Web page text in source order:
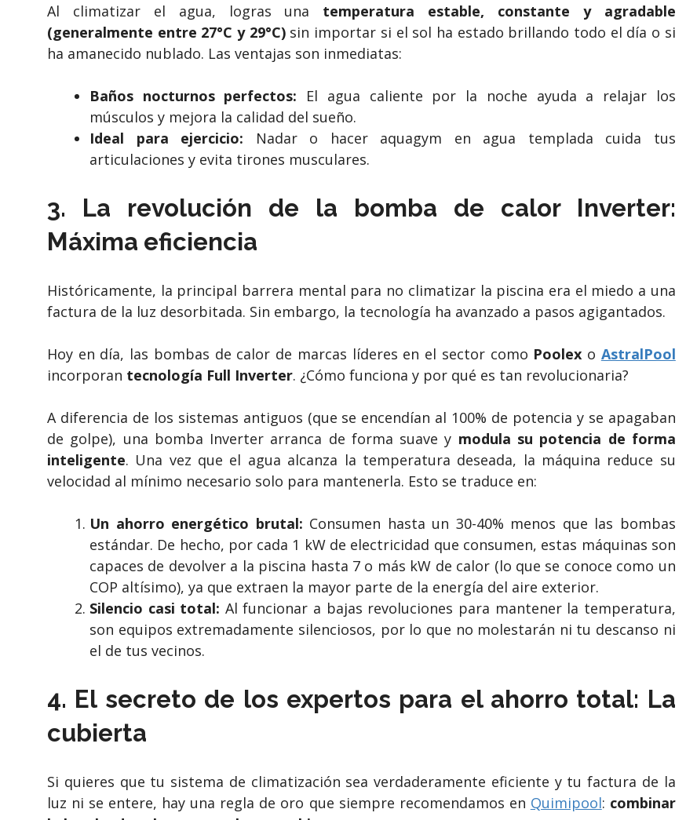
Al climatizar el agua, logras una temperatura estable, constante y agradable
(generalmente entre 27°C y 29°C)sin importar si el sol ha estado brillando todo el día o si
ha amanecido nublado. Las ventajas son inmediatas:
Baños nocturnos perfectos: El agua caliente por la noche ayuda a relajar los
músculos y mejora la calidad del sueño.
Ideal para ejercicio: Nadar o hacer aquagym en agua templada cuida tus
articulaciones y evita tirones musculares.
3. La revolución de la bomba de calor Inverter:
Máxima eficiencia
Históricamente, la principal barrera mental para no climatizar la piscina era el miedo a una
factura de la luz desorbitada. Sin embargo, la tecnología ha avanzado a pasos agigantados.
Hoy en día, las bombas de calor de marcas líderes en el sector como Poolex o AstralPool
incorporan tecnología Full Inverter. ¿Cómo funciona y por qué es tan revolucionaria?
A diferencia de los sistemas antiguos (que se encendían al 100% de potencia y se apagaban
de golpe), una bomba Inverter arranca de forma suave y modula su potencia de forma
inteligente. Una vez que el agua alcanza la temperatura deseada, la máquina reduce su
velocidad al mínimo necesario solo para mantenerla. Esto se traduce en:
Un ahorro energético brutal: Consumen hasta un 30-40% menos que las bombas
estándar. De hecho, por cada 1 kW de electricidad que consumen, estas máquinas son
capaces de devolver a la piscina hasta 7 o más kW de calor (lo que se conoce como un
COP altísimo), ya que extraen la mayor parte de la energía del aire exterior.
Silencio casi total: Al funcionar a bajas revoluciones para mantener la temperatura,
son equipos extremadamente silenciosos, por lo que no molestarán ni tu descanso ni
el de tus vecinos.
4. El secreto de los expertos para el ahorro total: La
cubierta
Si quieres que tu sistema de climatización sea verdaderamente eficiente y tu factura de la
luz ni se entere, hay una regla de oro que siempre recomendamos en Quimipool: combinar